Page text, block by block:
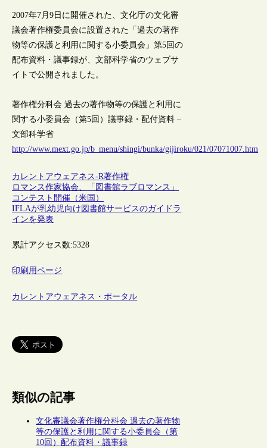
2007年7月9日に開催された、文化庁の文化審
議会著作権委員会に設置された「過去の著作
物等の保護と利用に関する小委員会」第5回の
配布資料・議事録が、文部科学省のウェブサ
イトで公開されました。
著作権分科会 過去の著作物等の保護と利用に
関する小委員会（第5回）議事録・配付資料 –
文部科学省
http://www.mext.go.jp/b_menu/shingi/bunka/gijiroku/021/07071007.htm
カレントアウェアネス-R著作権
ロマンス作家協会、「図書館ラブロマンス」
コンテスト開催（米国）
IFLAが乳幼児向け図書館サービスのガイドラ
インを発表
累計アクセス数:5328
印刷用ページ
カレントアウェアネス・ポータル
類似の記事
文化審議会著作権分科会 過去の著作物
等の保護と利用に関する小委員会（第
10回）配布資料・議事録